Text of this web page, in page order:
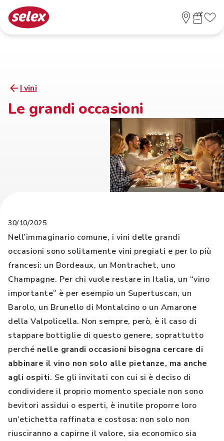
I vini
Le grandi occasioni
30/10/2025
Nell’immaginario comune, i vini delle grandi
occasioni sono solitamente vini pregiati e per lo più
francesi: un Bordeaux, un Montrachet, uno
Champagne. Per chi vuole restare in Italia, un “vino
importante” è per esempio un Supertuscan, un
Barolo, un Brunello di Montalcino o un Amarone
della Valpolicella. Non sempre, però, è il caso di
stappare bottiglie di questo genere, soprattutto
perché nelle grandi occasioni bisogna cercare di
abbinare il vino non solo alle pietanze, ma anche
agli ospiti. Se gli invitati con cui si è deciso di
condividere il proprio momento speciale non sono
bevitori assidui o esperti, è inutile proporre loro
un’etichetta raffinata e costosa: non solo non
riusciranno a capirne il valore, sia economico sia